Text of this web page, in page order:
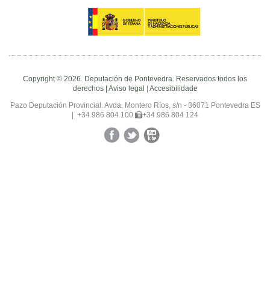
Copyright © 2026. Deputación de Pontevedra. Reservados todos los
derechos | Aviso legal Accesibilidade
Pazo Deputación Provincial. Avda. Montero Ríos, s/n - 36071 Pontevedra ES
+34 986 804 100
+34 986 804 124
FacebookTwitterYouTube